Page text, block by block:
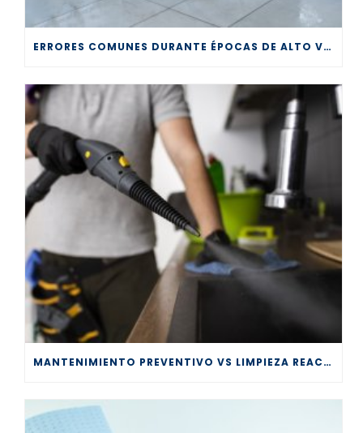
ERRORES COMUNES DURANTE ÉPOCAS DE ALTO VOLUMEN EN LA LIMPIEZA PROFESIONAL
MANTENIMIENTO PREVENTIVO VS LIMPIEZA REACTIVA